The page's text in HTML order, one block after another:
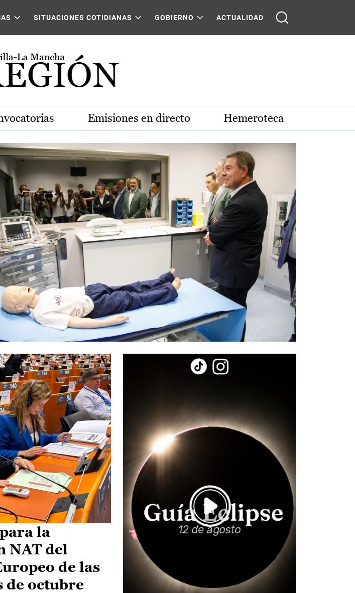
SITUACIONES COTIDIANAS GOBIERNO ACTUALIDAD
Emisiones en directo Hemeroteca
la
NAT del
de las
de octubre